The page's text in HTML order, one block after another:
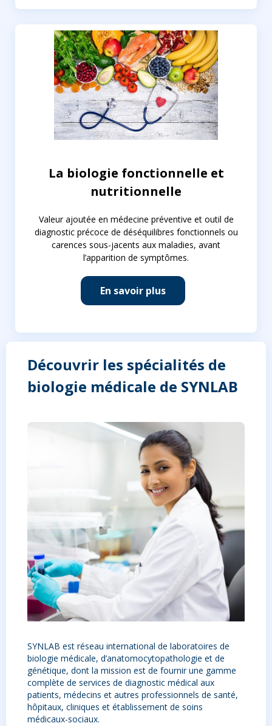
La biologie fonctionnelle et
nutritionnelle
Valeur ajoutée en médecine préventive et outil de
diagnostic précoce de déséquilibres fonctionnels ou
carences sous-jacents aux maladies, avant
l’apparition de symptômes.
En savoir plus
Découvrir les spécialités de
biologie médicale de SYNLAB
SYNLAB est réseau international de laboratoires de
biologie médicale, d’anatomocytopathologie et de
génétique, dont la mission est de fournir une gamme
complète de services de diagnostic médical aux
patients, médecins et autres professionnels de santé,
hôpitaux, cliniques et établissement de soins
médicaux-sociaux.